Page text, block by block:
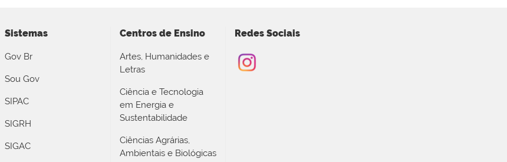
Sistemas
Gov Br
Sou Gov
SIPAC
SIGRH
SIGAC
Centros de Ensino
Artes, Humanidades e
Letras
Ciência e Tecnologia
em Energia e
Sustentabilidade
Ciências Agrárias,
Ambientais e Biológicas
Redes Sociais